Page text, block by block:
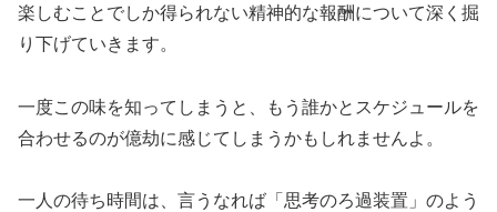
楽しむことでしか得られない精神的な報酬について深く掘
り下げていきます。
一度この味を知ってしまうと、もう誰かとスケジュールを
合わせるのが億劫に感じてしまうかもしれませんよ。
一人の待ち時間は、言うなれば「思考のろ過装置」のよう